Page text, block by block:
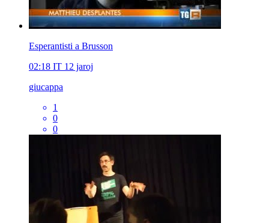
Esperantisti a Brusson
02:18 IT 12 jaroj
giucappa
1
0
0